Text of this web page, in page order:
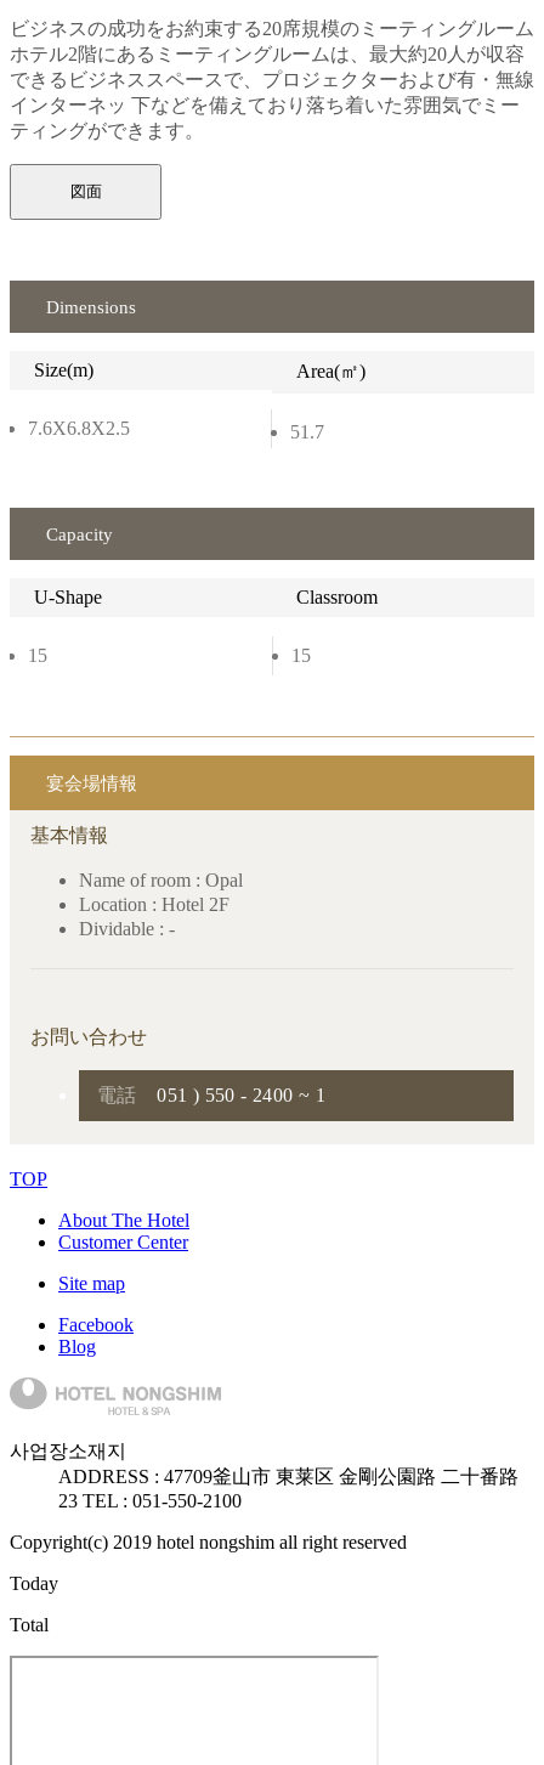
ビジネスの成功をお約束する20席規模のミーティングルーム
ホテル2階にあるミーティングルームは、最大約20人が収容
できるビジネススペースで、プロジェクターおよび有・無線
インターネッ 下などを備えており落ち着いた雰囲気でミー
ティングができます。
図面
Dimensions
Size(m)
7.6X6.8X2.5
Area(㎡)
51.7
Capacity
U-Shape
15
Classroom
15
宴会場情報
基本情報
Name of room : Opal
Location : Hotel 2F
Dividable : -
お問い合わせ
電話 051 ) 550 - 2400 ~ 1
TOP
About The Hotel
Customer Center
Site map
Facebook
Blog
사업장소재지
ADDRESS : 47709釜山市 東莱区 金剛公園路 二十番路
23 TEL : 051-550-2100
Copyright(c) 2019 hotel nongshim all right reserved
Today
Total